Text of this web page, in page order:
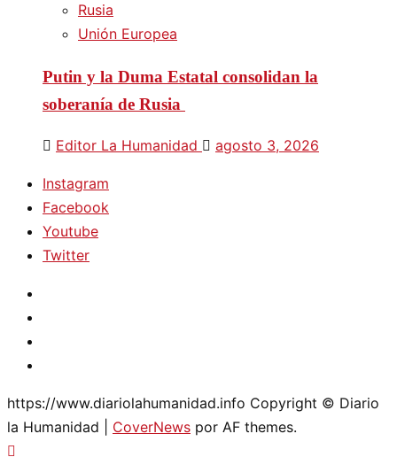
Rusia
Unión Europea
Putin y la Duma Estatal consolidan la
soberanía de Rusia
Editor La Humanidad agosto 3, 2026
Instagram
Facebook
Youtube
Twitter
https://www.diariolahumanidad.info Copyright © Diario
la Humanidad
CoverNews por AF themes.